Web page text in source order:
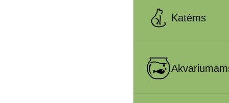
Katėms